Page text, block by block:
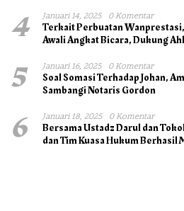
4 Januari 14, 2025 0 Komentar
Terkait Perbuatan
Awali Angkat Bicara, Dukung
5 Januari 16, 2025 0 Komentar
Soal Somasi Terhadap Johan,
Sambangi Notaris Gordon
6 Januari 18, 2025 0 Komentar
Bersama Ustadz Darul dan
dan Tim Kuasa Hukum Berhasil